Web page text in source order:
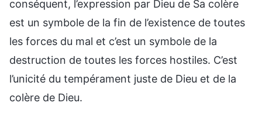
conséquent, l’expression par Dieu de Sa colère
est un symbole de la fin de l’existence de toutes
les forces du mal et c’est un symbole de la
destruction de toutes les forces hostiles. C’est
l’unicité du tempérament juste de Dieu et de la
colère de Dieu.